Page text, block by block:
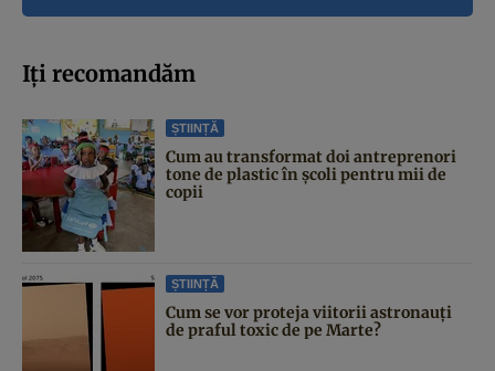
Iți recomandăm
ȘTIINȚĂ
Cum au transformat doi antreprenori
tone de plastic în școli pentru mii de
copii
ȘTIINȚĂ
Cum se vor proteja viitorii astronauți
de praful toxic de pe Marte?